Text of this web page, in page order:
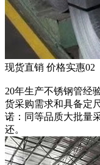
现货直销 价格实惠02
20年生产不锈钢管经
货采购需求和具备定
诺：同等品质大批量
还。